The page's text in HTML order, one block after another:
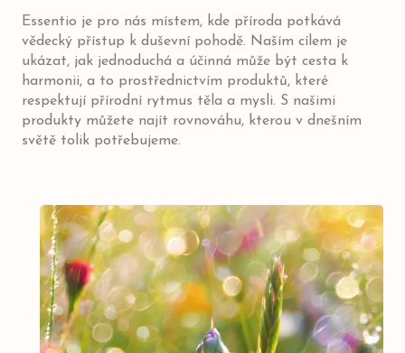
Essentio je pro nás místem, kde příroda potkává
vědecký přístup k duševní pohodě. Naším cílem je
ukázat, jak jednoduchá a účinná může být cesta k
harmonii, a to prostřednictvím produktů, které
respektují přírodní rytmus těla a mysli. S našimi
produkty můžete najít rovnováhu, kterou v dnešním
světě tolik potřebujeme.